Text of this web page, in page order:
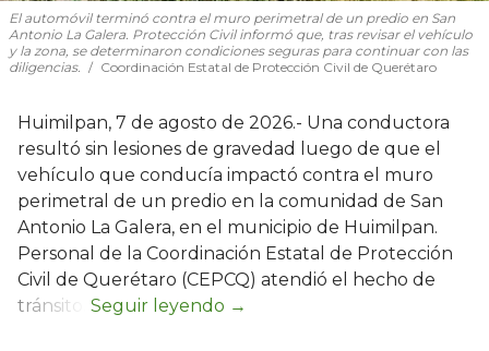
El automóvil terminó contra el muro perimetral de un predio en San
Antonio La Galera. Protección Civil informó que, tras revisar el vehículo
y la zona, se determinaron condiciones seguras para continuar con las
diligencias.
Coordinación Estatal de Protección Civil de Querétaro
Huimilpan, 7 de agosto de 2026.- Una conductora
resultó sin lesiones de gravedad luego de que el
vehículo que conducía impactó contra el muro
perimetral de un predio en la comunidad de San
Antonio La Galera, en el municipio de Huimilpan.
Personal de la Coordinación Estatal de Protección
Civil de Querétaro (CEPCQ) atendió el hecho de
tránsito.